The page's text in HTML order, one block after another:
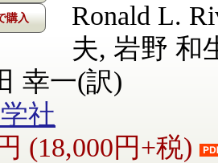
購入
Ronald L.
夫, 岩野 和
幸一(訳)
社
(18,000円+税)